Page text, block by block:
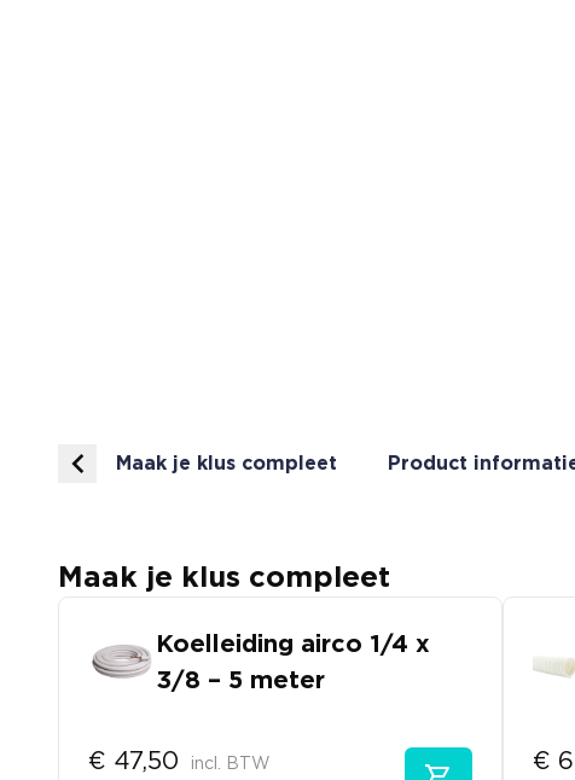
Maak je klus compleet Product
Maak je klus compleet
Koelleiding airco 1/4 x
3/8 – 5 meter
€ 47,50 incl. BTW €